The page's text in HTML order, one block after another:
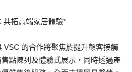
共拓高端家居體驗*
VSC 的合作將聚焦於提升顧客接觸
點陳列及體驗式展示，同時透過產